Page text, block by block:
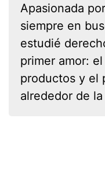
Apasionada
siempre en
estudié
primer amor:
productos y el
alrededor de la